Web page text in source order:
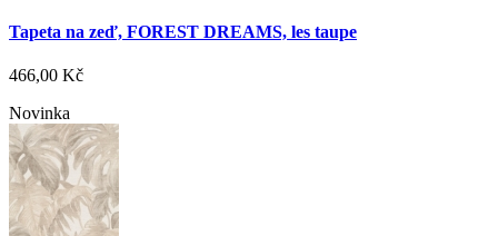
Tapeta na zeď, FOREST DREAMS, les taupe
466,00 Kč
Novinka